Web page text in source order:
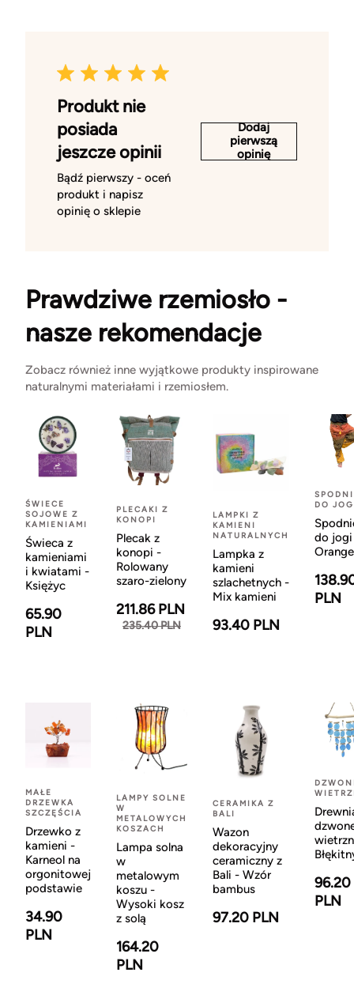
Produkt nie
posiada
jeszcze opinii
Bądź pierwszy - oceń
produkt i napisz
opinię o sklepie
Dodaj
pierwszą
opinię
Prawdziwe rzemiosło -
nasze rekomendacje
Zobacz również inne wyjątkowe produkty inspirowane
naturalnymi materiałami i rzemiosłem.
ŚWIECE
SOJOWE Z
KAMIENIAMI
Świeca z
kamieniami
i kwiatami -
Księżyc
65.90
PLN
PLECAKI Z
KONOPI
Plecak z
konopi -
Rolowany
szaro-zielony
211.86 PLN
235.40 PLN
LAMPKI Z
KAMIENI
NATURALNYCH
Lampka z
kamieni
szlachetnych -
Mix kamieni
93.40 PLN
DO
do
Orange
PLN
MAŁE
DRZEWKA
SZCZĘŚCIA
Drzewko z
kamieni -
Karneol na
orgonitowej
podstawie
34.90
PLN
LAMPY SOLNE
W
METALOWYCH
KOSZACH
Lampa solna
w
metalowym
koszu -
Wysoki kosz
z solą
164.20
PLN
CERAMIKA Z
BALI
Wazon
dekoracyjny
ceramiczny z
Bali - Wzór
bambus
97.20 PLN
96.20
PLN